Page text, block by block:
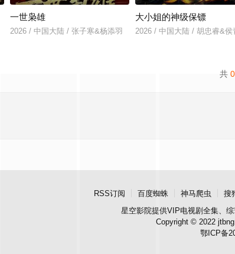
一世枭雄
2026 / 中国大陆 / 张子寒&杨添羽
大小姐的神级保镖
2026 / 中国大陆 / 胡忠睿&侯
共 0
RSS订阅 百度蜘蛛 神马爬虫 搜
星空影院提供VIP电视剧全集、
Copyright © 2022
鄂ICP备